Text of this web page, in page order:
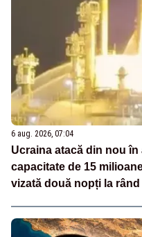
6 aug. 2026, 07:04
Ucraina atacă din nou
capacitate de 15
vizată două nopți la rând